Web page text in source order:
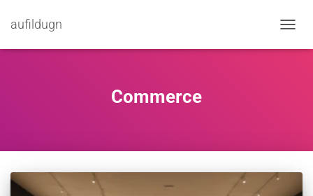
aufildugn
Commerce